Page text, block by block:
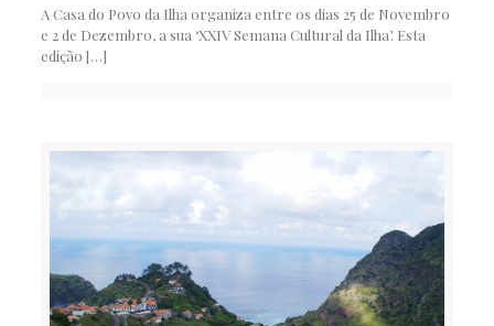
A Casa do Povo da Ilha organiza entre os dias 25 de Novembro
e 2 de Dezembro, a sua ‘XXIV Semana Cultural da Ilha’. Esta
edição […]